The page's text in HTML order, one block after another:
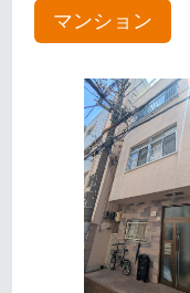
マンション